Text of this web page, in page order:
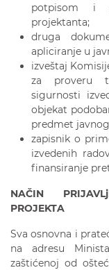
potpisom i
projektanta;
druga
apliciranje u
izveštaj
za proveru
sigurnosti
objekat
predmet
zapisnik o
izvedenih
finansiranje
NAČIN
PROJEKTA
Sva osnovna i
na adresu
zaštićenoj od